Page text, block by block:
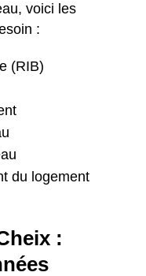
voici les
:
(RIB)
du logement
: